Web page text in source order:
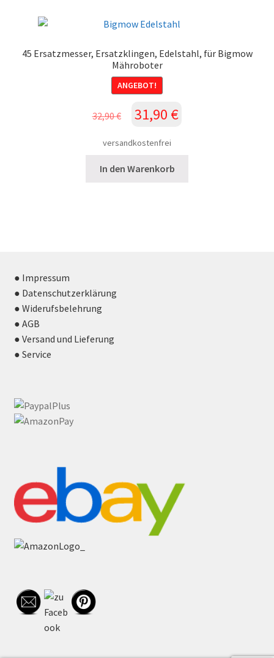
45 Ersatzmesser, Ersatzklingen, Edelstahl, für Bigmow
Mähroboter
ANGEBOT!
32,90€ Ursprünglicher
war:
31,90 €
versandkostenfrei
In den Warenkorb
● Impressum
● Datenschutzerklärung
● Widerufsbelehrung
● AGB
● Versand und Lieferung
● Service